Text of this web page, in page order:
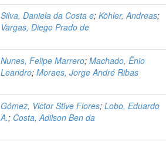
Silva, Daniela da Costa e;Köhler, Andreas;
Vargas, Diego Prado de
Nunes, Felipe Marrero;Machado, Ênio
Leandro;Moraes, Jorge André Ribas
Gómez, Victor Stive Flores;Lobo, Eduardo
A.; Costa, Adilson Ben da